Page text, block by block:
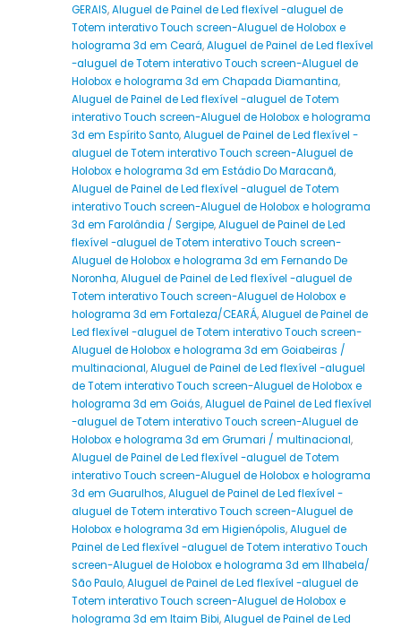
GERAIS,Aluguel de Painel de Led flexível -aluguel de
Totem interativo Touch screen-Aluguel de Holobox e
holograma 3d em Ceará,Aluguel de Painel de Led flexível
-aluguel de Totem interativo Touch screen-Aluguel de
Holobox e holograma 3d em Chapada Diamantina,
Aluguel de Painel de Led flexível -aluguel de Totem
interativo Touch screen-Aluguel de Holobox e holograma
3d em Espírito Santo,Aluguel de Painel de Led flexível -
aluguel de Totem interativo Touch screen-Aluguel de
Holobox e holograma 3d em Estádio Do Maracanã,
Aluguel de Painel de Led flexível -aluguel de Totem
interativo Touch screen-Aluguel de Holobox e holograma
3d em Farolândia / Sergipe,Aluguel de Painel de Led
flexível -aluguel de Totem interativo Touch screen-
Aluguel de Holobox e holograma 3d em Fernando De
Noronha,Aluguel de Painel de Led flexível -aluguel de
Totem interativo Touch screen-Aluguel de Holobox e
holograma 3d em Fortaleza/CEARÁ,Aluguel de Painel de
Led flexível -aluguel de Totem interativo Touch screen-
Aluguel de Holobox e holograma 3d em Goiabeiras /
multinacional,Aluguel de Painel de Led flexível -aluguel
de Totem interativo Touch screen-Aluguel de Holobox e
holograma 3d em Goiás,Aluguel de Painel de Led flexível
-aluguel de Totem interativo Touch screen-Aluguel de
Holobox e holograma 3d em Grumari / multinacional,
Aluguel de Painel de Led flexível -aluguel de Totem
interativo Touch screen-Aluguel de Holobox e holograma
3d em Guarulhos,Aluguel de Painel de Led flexível -
aluguel de Totem interativo Touch screen-Aluguel de
Holobox e holograma 3d em Higienópolis,Aluguel de
Painel de Led flexível -aluguel de Totem interativo Touch
screen-Aluguel de Holobox e holograma 3d em Ilhabela/
São Paulo,Aluguel de Painel de Led flexível -aluguel de
Totem interativo Touch screen-Aluguel de Holobox e
holograma 3d em Itaim Bibi,Aluguel de Painel de Led